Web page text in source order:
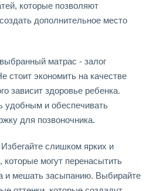
которые позволяют
дополнительное место
матрас - залог
стоит экономить на качестве
зависит здоровье ребенка.
удобным и обеспечивать
для позвоночника.
Избегайте слишком ярких и
могут перенасытить
и мешать засыпанию. Выбирайте